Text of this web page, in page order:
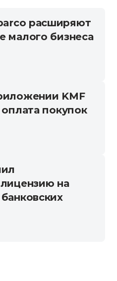
расширяют
малого бизнеса
KMF
покупок
на